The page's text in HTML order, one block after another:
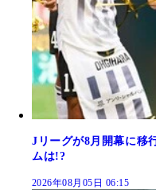
Jリーグが8月開幕に移
ムは!?
2026年08月05日 06:15